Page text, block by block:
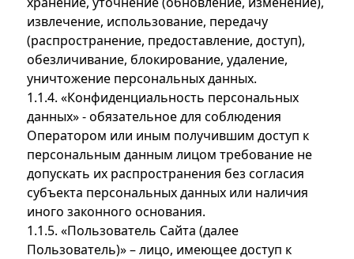
извлечение, использование, передачу
(распространение, предоставление, доступ),
обезличивание, блокирование, удаление,
уничтожение персональных данных.
1.1.4. «Конфиденциальность персональных
данных» - обязательное для соблюдения
Оператором или иным получившим доступ к
персональным данным лицом требование не
допускать их распространения без согласия
субъекта персональных данных или наличия
иного законного основания.
1.1.5. «Пользователь Сайта (далее
Пользователь)» – лицо, имеющее доступ к